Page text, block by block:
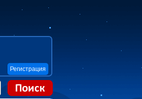
Регистрация